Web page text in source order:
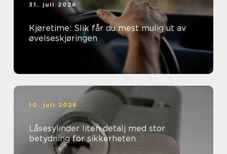
31. juli 2026
Kjøretime: Slik får du mest mulig ut av
øvelseskjøringen
10. juli 2026
Låsesylinder liten detalj med stor
betydning for sikkerheten